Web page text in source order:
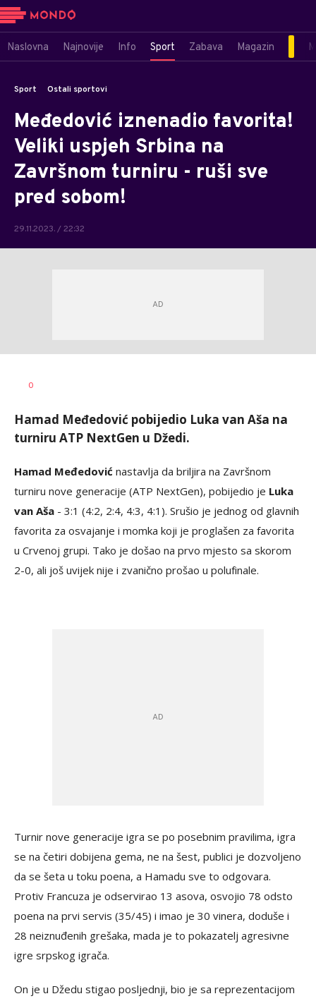
Naslovna Najnovije Info Sport Zabava Magazin
Sport Ostali sportovi
Međedović iznenadio favorita!
Veliki uspjeh Srbina na
Završnom turniru - ruši sve
pred sobom!
29.11.2023. / 22:32
AUTOR
0
Hamad Međedović pobijedio Luka van Aša na
turniru ATP NextGen u Džedi.
Hamad Međedović nastavlja da briljira na Završnom
turniru nove generacije (ATP NextGen), pobijedio je Luka
van Aša - 3:1 (4:2, 2:4, 4:3, 4:1). Srušio je jednog od glavnih
favorita za osvajanje i momka koji je proglašen za favorita
u Crvenoj grupi. Tako je došao na prvo mjesto sa skorom
2-0, ali još uvijek nije i zvanično prošao u polufinale.
Turnir nove generacije igra se po posebnim pravilima, igra
se na četiri dobijena gema, ne na šest, publici je dozvoljeno
da se šeta u toku poena, a Hamadu sve to odgovara.
Protiv Francuza je odservirao 13 asova, osvojio 78 odsto
poena na prvi servis (35/45) i imao je 30 vinera, doduše i
28 neiznuđenih grešaka, mada je to pokazatelj agresivne
igre srpskog igrača.
On je u Džedu stigao posljednji, bio je sa reprezentacijom